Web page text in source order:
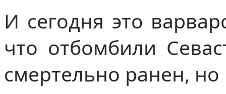
И сегодня это
что отбомбили
смертельно ранен,